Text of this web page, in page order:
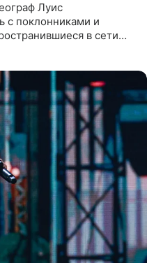
Луис
с поклонниками и
в сети